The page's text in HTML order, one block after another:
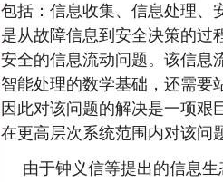
包括：信息收集、信息处理、
是从故障信息到安全决策的过
安全的信息流动问题。该信息
智能处理的数学基础，还需要
因此对该问题的解决是一项艰
在更高层次系统范围内对该问
由于钟义信等提出的信息